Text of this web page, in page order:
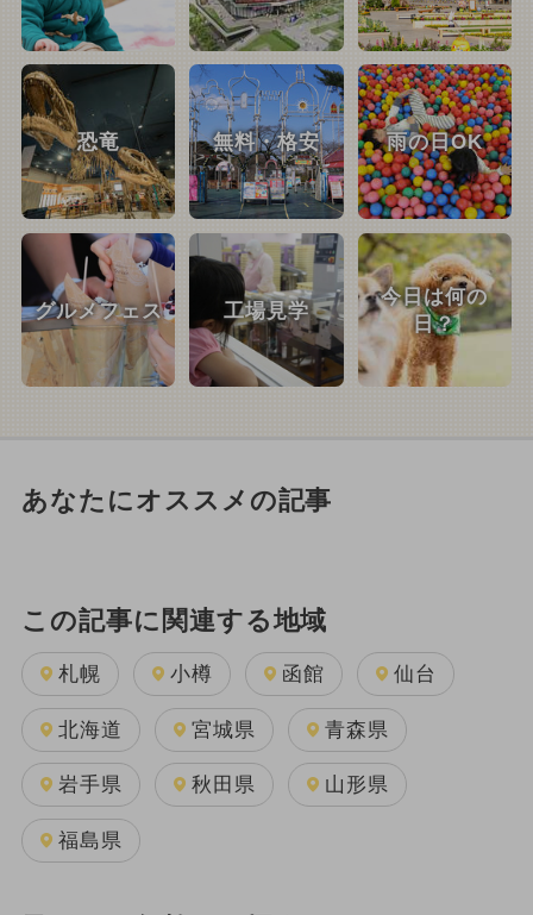
恐竜 無料・格安 雨の日OK
グルメフェス 工場見学
今日は何の
日？
あなたにオススメの記事
この記事に関連する地域
札幌 小樽 函館 仙台
北海道 宮城県 青森県
岩手県 秋田県 山形県
福島県